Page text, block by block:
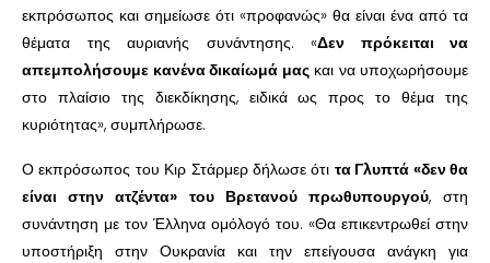
εκπρόσωπος και σημείωσε ότι «προφανώς» θα είναι ένα από τα
θέματα της αυριανής συνάντησης. «Δεν πρόκειται να
απεμπολήσουμε κανένα δικαίωμά μαςκαι να υποχωρήσουμε
στο πλαίσιο της διεκδίκησης, ειδικά ως προς το θέμα της
κυριότητας», συμπλήρωσε.
Ο εκπρόσωπος του Κιρ Στάρμερ δήλωσε ότι τα Γλυπτά «δεν θα
είναι στην ατζέντα» του Βρετανού πρωθυπουργού, στη
συνάντηση με τον Έλληνα ομόλογό του. «Θα επικεντρωθεί στην
υποστήριξη στην Ουκρανία και την επείγουσα ανάγκη για